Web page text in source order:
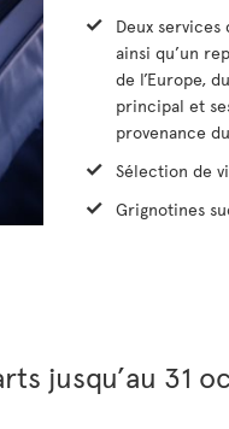
Deux
ainsi qu’un
de l’Europe,
principal et
provenance
Sélection de
Grignotines
jusqu’au 31